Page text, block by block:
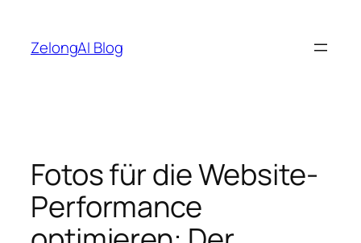
springen
ZelongAI Blog
Fotos für die Website-
Performance